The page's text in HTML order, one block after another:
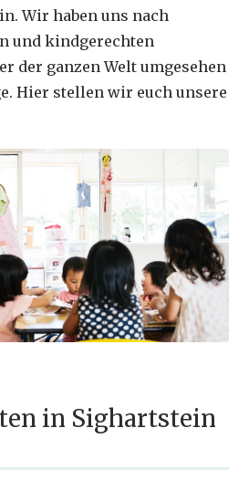
Wir haben uns nach
und kindgerechten
der ganzen Welt umgesehen
Hier stellen wir euch unsere
in Sighartstein